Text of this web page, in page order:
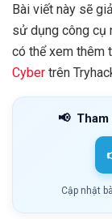
Bài viết này sẽ
sử dụng công cụ
có thể xem thêm
Cyber trên
📢
Cập nhật